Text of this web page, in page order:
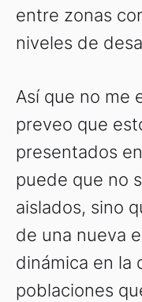
entre zonas
niveles de
Así que no me
preveo que
presentados
puede que no
aislados, sino
de una nueva
dinámica en la
poblaciones